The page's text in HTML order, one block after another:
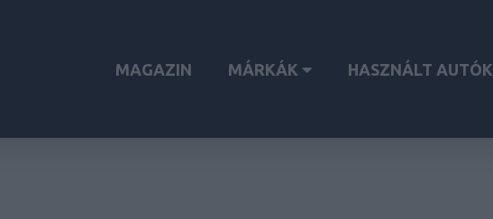
MAGAZIN MÁRKÁK HASZNÁLT AUTÓK